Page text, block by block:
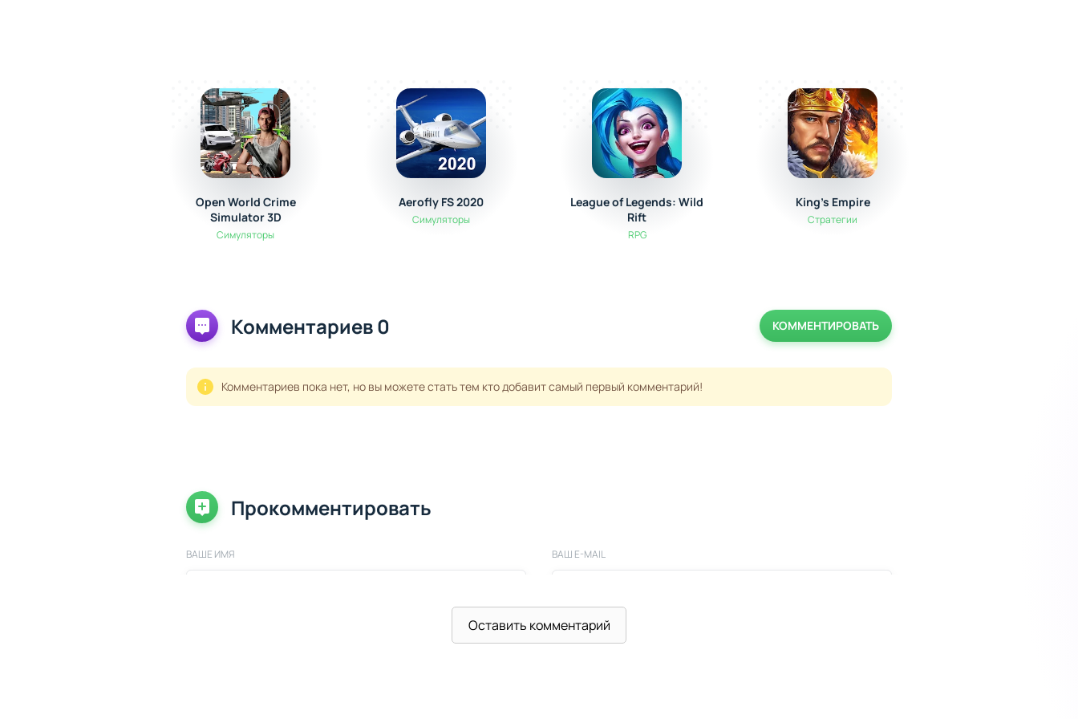
Open World Crime
Simulator 3D
Симуляторы
Aerofly FS 2020
Симуляторы
League of Legends: Wild
Rift
RPG
King's Empire
Стратегии
Комментариев 0 КОММЕНТИРОВАТЬ
Комментариев пока нет, но вы можете стать тем кто добавит самый первый комментарий!
Прокомментировать
ВАШЕ ИМЯ ВАШ E-MAIL
Оставить комментарий